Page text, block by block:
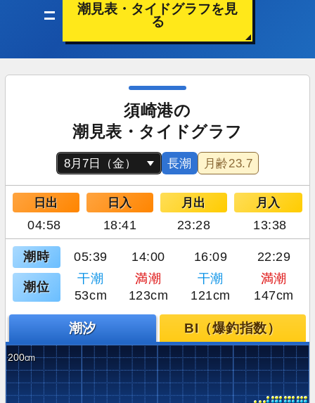
潮見表・タイドグラフを見
る
須崎港の
潮見表・タイドグラフ
長潮 月齢23.7
日出 日入 月出 月入
04:58 18:41 23:28 13:38
潮時 05:39 14:00 16:09 22:29
潮位
干潮 満潮 干潮
満潮
53cm
123cm 121cm 147cm
潮汐 BI（爆釣指数）
200